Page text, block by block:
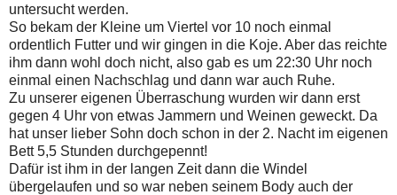
untersucht werden.
So bekam der Kleine um Viertel vor 10 noch einmal
ordentlich Futter und wir gingen in die Koje. Aber das reichte
ihm dann wohl doch nicht, also gab es um 22:30 Uhr noch
einmal einen Nachschlag und dann war auch Ruhe.
Zu unserer eigenen Überraschung wurden wir dann erst
gegen 4 Uhr von etwas Jammern und Weinen geweckt. Da
hat unser lieber Sohn doch schon in der 2. Nacht im eigenen
Bett 5,5 Stunden durchgepennt!
Dafür ist ihm in der langen Zeit dann die Windel
übergelaufen und so war neben seinem Body auch der